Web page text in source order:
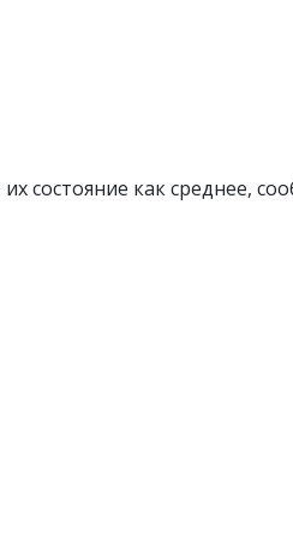
состояние как среднее,